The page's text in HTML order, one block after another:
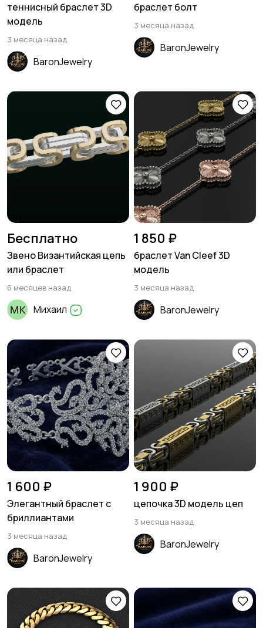
теннисный браслет 3D
модель
3 месяца назад
BaronJewelry
браслет болт
3 месяца назад
BaronJewelry
Бесплатно
Звено Византийская цепь
или браслет
6 месяцев назад
Михаил
1 850 ₽
браслет Van Cleef 3D
модель
3 месяца назад
BaronJewelry
1 600 ₽
Элегантный браслет с
бриллиантами
3 месяца назад
BaronJewelry
1 900 ₽
цепочка 3D модель цеп
3 месяца назад
BaronJewelry